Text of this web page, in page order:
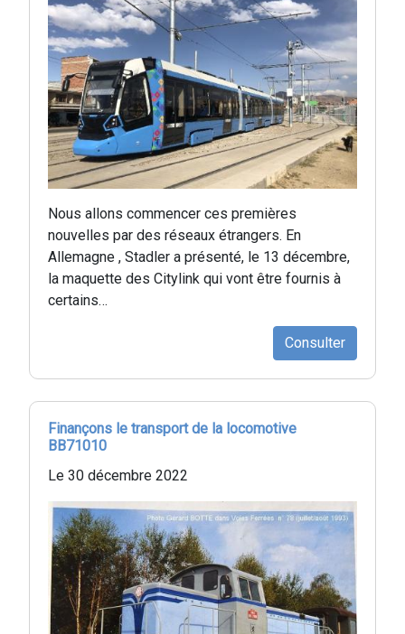
Nous allons commencer ces premières
nouvelles par des réseaux étrangers. En
Allemagne , Stadler a présenté, le 13 décembre,
la maquette des Citylink qui vont être fournis à
certains…
Consulter
Finançons le transport de la locomotive
BB71010
Le 30 décembre 2022